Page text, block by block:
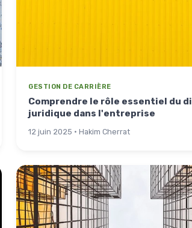
GESTION DE CARRIÈRE
Comprendre le rôle essentiel du
juridique dans l'entreprise
12 juin 2025 · Hakim Cherrat